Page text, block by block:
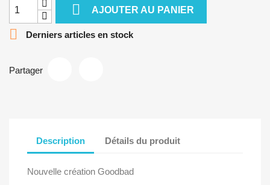
 AJOUTER AU PANIER
 Derniers articles en stock
Partager
Description Détails du produit
Nouvelle création Goodbad